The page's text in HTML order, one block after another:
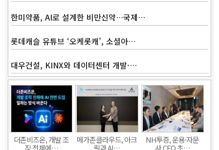
한미약품, AI로 설계한 비만신약…국제…
롯데캐슬 유튜브 ‘오케롯캐’, 소셜아…
대우건설, KINX와 데이터센터 개발·…
더존비즈온, 개발 조
직 전체에…
메가존클라우드, 아크
릴과 AI…
NH투증, 운용·자문
사 CEO 초…